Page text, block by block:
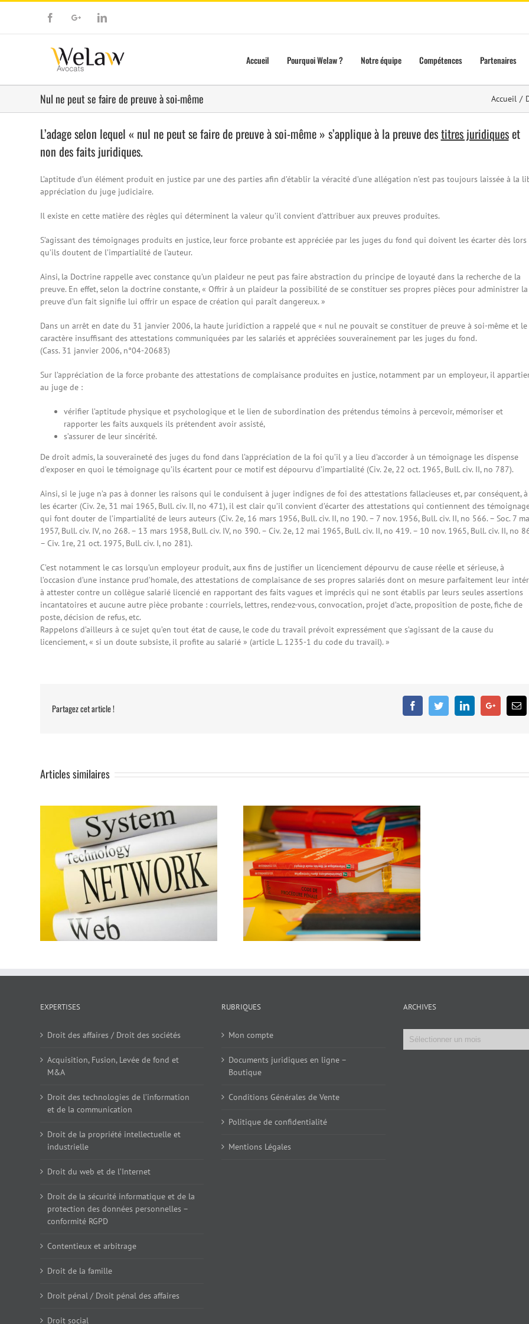
FacebookGoogle+Linkedin
Accueil Pourquoi Welaw ? Notre équipe Compétences Partenaires
Nul ne peut se faire de preuve à soi-même Accueil /
L’adage selon lequel « nul ne peut se faire de preuve à soi-même » s’applique à la preuve destitres juridiqueset
non des faits juridiques.
L’aptitude d’un élément produit en justice par une des parties afin d’établir la véracité d’une allégation n’est pas toujours laissée à la
appréciation du juge judiciaire.
Il existe en cette matière des règles qui déterminent la valeur qu’il convient d’attribuer aux preuves produites.
S’agissant des témoignages produits en justice, leur force probante est appréciée par les juges du fond qui doivent les écarter dès lors
qu’ils doutent de l’impartialité de l’auteur.
Ainsi, la Doctrine rappelle avec constance qu’un plaideur ne peut pas faire abstraction du principe de loyauté dans la recherche de la
preuve. En effet, selon la doctrine constante, « Offrir à un plaideur la possibilité de se constituer ses propres pièces pour administrer la
preuve d’un fait signifie lui offrir un espace de création qui paraît dangereux. »
Dans un arrêt en date du 31 janvier 2006, la haute juridiction a rappelé que « nul ne pouvait se constituer de preuve à soi-même et le
caractère insuffisant des attestations communiquées par les salariés et appréciées souverainement par les juges du fond.
(Cass. 31 janvier 2006, n°04-20683)
Sur l’appréciation de la force probante des attestations de complaisance produites en justice, notamment par un employeur, il
au juge de :
vérifier l’aptitude physique et psychologique et le lien de subordination des prétendus témoins à percevoir, mémoriser et
rapporter les faits auxquels ils prétendent avoir assisté,
s’assurer de leur sincérité.
De droit admis, la souveraineté des juges du fond dans l’appréciation de la foi qu’il y a lieu d’accorder à un témoignage les dispense
d’exposer en quoi le témoignage qu’ils écartent pour ce motif est dépourvu d’impartialité (Civ. 2e, 22 oct. 1965, Bull. civ. II, no 787).
Ainsi, si le juge n’a pas à donner les raisons qui le conduisent à juger indignes de foi des attestations fallacieuses et, par conséquent, à
les écarter (Civ. 2e, 31 mai 1965, Bull. civ. II, no 471), il est clair qu’il convient d’écarter des attestations qui contiennent des
qui font douter de l’impartialité de leurs auteurs (Civ. 2e, 16 mars 1956, Bull. civ. II, no 190. – 7 nov. 1956, Bull. civ. II, no 566. – Soc. 7
1957, Bull. civ. IV, no 268. – 13 mars 1958, Bull. civ. IV, no 390. – Civ. 2e, 12 mai 1965, Bull. civ. II, no 419. – 10 nov. 1965, Bull. civ. II, no
– Civ. 1re, 21 oct. 1975, Bull. civ. I, no 281).
C’est notamment le cas lorsqu’un employeur produit, aux fins de justifier un licenciement dépourvu de cause réelle et sérieuse, à
l’occasion d’une instance prud’homale, des attestations de complaisance de ses propres salariés dont on mesure parfaitement leur
à attester contre un collègue salarié licencié en rapportant des faits vagues et imprécis qui ne sont établis par leurs seules assertions
incantatoires et aucune autre pièce probante : courriels, lettres, rendez-vous, convocation, projet d’acte, proposition de poste, fiche de
poste, décision de refus, etc.
Rappelons d’ailleurs à ce sujet qu’en tout état de cause, le code du travail prévoit expressément que s’agissant de la cause du
licenciement, « si un doute subsiste, il profite au salarié » (article L. 1235-1 du code du travail). »
Partagez cet article ! FacebookTwitterLinkedinGoogle+
Articles similaires
EXPERTISES
Droit des affaires / Droit des sociétés
Acquisition, Fusion, Levée de fond et
M&A
Droit des technologies de l’information
et de la communication
Droit de la propriété intellectuelle et
industrielle
Droit du web et de l’Internet
Droit de la sécurité informatique et de la
protection des données personnelles –
conformité RGPD
Contentieux et arbitrage
Droit de la famille
Droit pénal / Droit pénal des affaires
Droit social
RUBRIQUES
Mon compte
Documents juridiques en ligne –
Boutique
Conditions Générales de Vente
Politique de confidentialité
Mentions Légales
ARCHIVES
Archives